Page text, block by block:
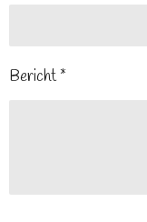
Bericht *